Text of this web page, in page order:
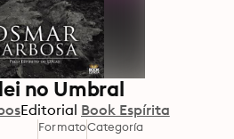
no Umbral
Editorial Book Espírita
FormatoCategoría